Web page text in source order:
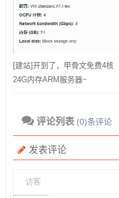
[建站]开到了，甲骨文免费4核
24G内存ARM服务器~
评论列表 (0)条评论
发表评论